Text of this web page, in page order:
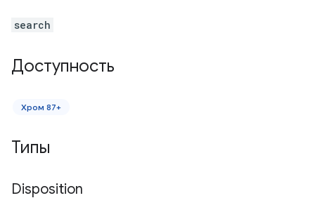
search
Доступность
Хром 87+
Типы
Disposition